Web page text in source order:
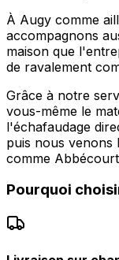
À Augy comme
accompagnons
maison que
de ravalement
Grâce à notre
vous-même le
l'échafaudage
puis nous venons
comme
Pourquoi